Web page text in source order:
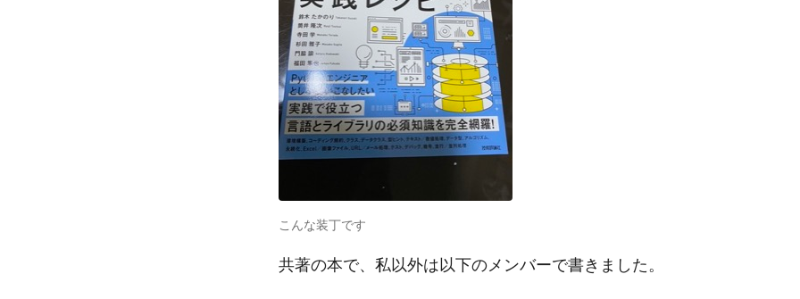
こんな装丁です
共著の本で、私以外は以下のメンバーで書きました。